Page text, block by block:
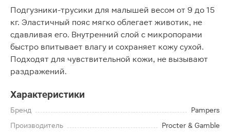
Подгузники-трусики для малышей весом от 9 до 15
кг. Эластичный пояс мягко облегает животик, не
сдавливая его. Внутренний слой с микропорами
быстро впитывает влагу и сохраняет кожу сухой.
Подходят для чувствительной кожи, не вызывают
раздражений.
Характеристики
Бренд
Pampers
Производитель
Procter & Gamble